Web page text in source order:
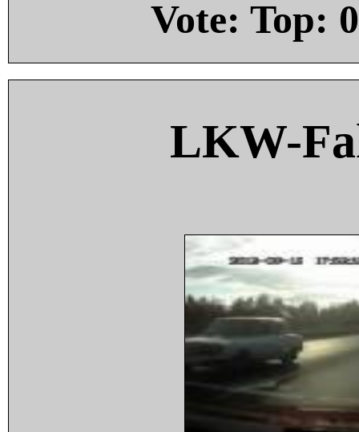
Vote: Top: 0
LKW-